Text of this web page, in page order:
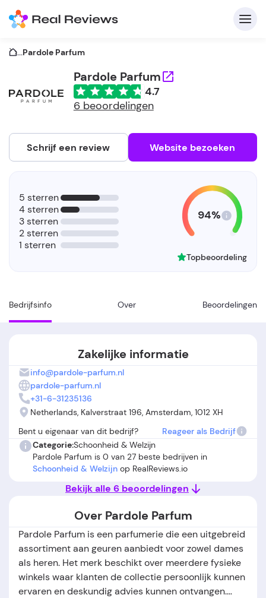
...Pardole Parfum
Pardole Parfum
4.7
6 beoordelingen
Schrijf een review Website bezoeken
Bedrijfsinfo Over Beoordelingen
5 sterren
4 sterren
3 sterren
2 sterren
1 sterren
94%
Topbeoordeling
Zakelijke informatie
info@pardole-parfum.nl
pardole-parfum.nl
+31-6-31235136
Netherlands, Kalverstraat 196, Amsterdam, 1012 XH
Bent u eigenaar van dit bedrijf?
Reageer als Bedrijf
Categorie:Schoonheid & Welzijn
Pardole Parfum is 0 van 27 beste bedrijven in
Schoonheid & Welzijn op RealReviews.io
Bekijk alle 6 beoordelingen
Over Pardole Parfum
Pardole Parfum is een parfumerie die een uitgebreid
assortiment aan geuren aanbiedt voor zowel dames
als heren. Het merk beschikt over meerdere fysieke
winkels waar klanten de collectie persoonlijk kunnen
ervaren en deskundig advies kunnen ontvangen.